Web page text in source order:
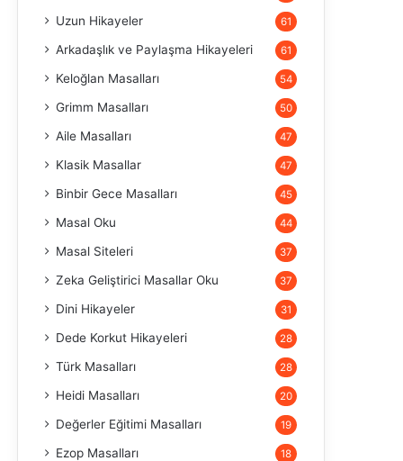
Uzun Hikayeler 61
Arkadaşlık ve Paylaşma Hikayeleri 61
Keloğlan Masalları 54
Grimm Masalları 50
Aile Masalları 47
Klasik Masallar 47
Binbir Gece Masalları 45
Masal Oku 44
Masal Siteleri 37
Zeka Geliştirici Masallar Oku 37
Dini Hikayeler 31
Dede Korkut Hikayeleri 28
Türk Masalları 28
Heidi Masalları 20
Değerler Eğitimi Masalları 19
Ezop Masalları 18